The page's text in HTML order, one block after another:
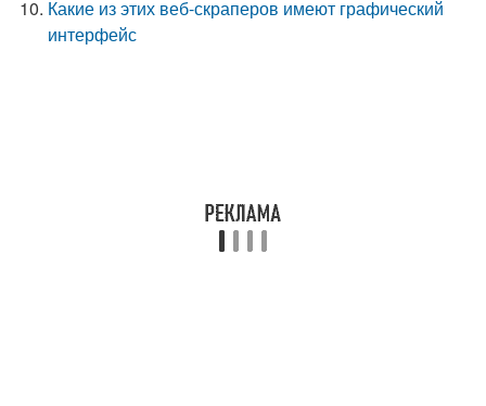
Какие из этих веб-скраперов имеют графический
интерфейс